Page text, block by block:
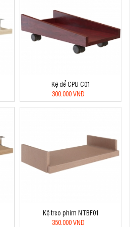
Kệ để CPU C01
300.000 VNĐ
Kệ treo phím NTBF01
350.000 VNĐ